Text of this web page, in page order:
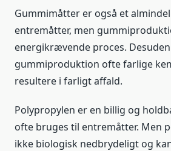
Gummimåtter er også et
entremåtter, men
energikrævende proces.
gummiproduktion ofte farlige
resultere i farligt affald.
Polypropylen er en billig og
ofte bruges til entremåtter. Men
ikke biologisk nedbrydeligt og